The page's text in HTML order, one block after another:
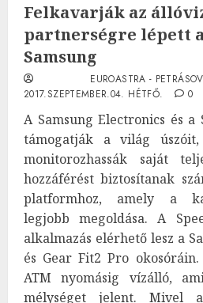
Felkavarják az
partnerségre lépett a
Samsung
EUROASTRA -
2017.SZEPTEMBER.04. HÉTFŐ.
0
A Samsung Electronics és
támogatják a világ úszóit,
monitorozhassák saját
hozzáférést biztosítanak
platformhoz, amely a
legjobb megoldása. A
alkalmazás elérhető lesz a
és Gear Fit2 Pro
ATM nyomásig vízálló,
mélységet jelent. Mivel